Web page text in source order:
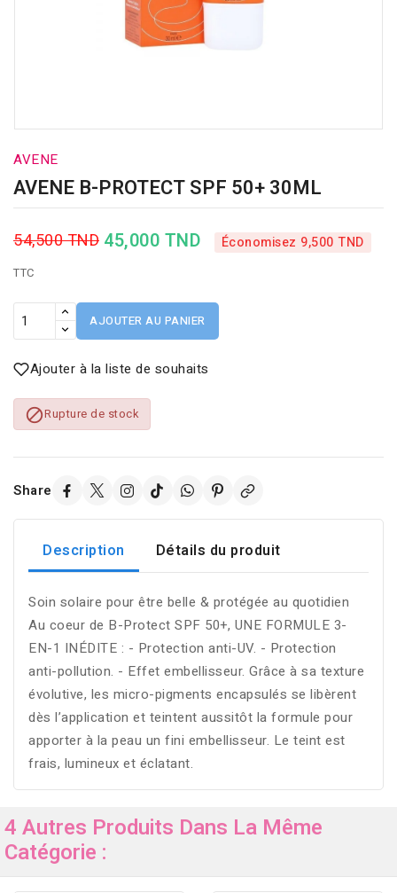
AVENE
AVENE B-PROTECT SPF 50+ 30ML
54,500 TND 45,000 TND Économisez 9,500 TND
TTC
AJOUTER AU PANIER
Ajouter à la liste de souhaits
Rupture de stock
Share
Description Détails du produit
Soin solaire pour être belle & protégée au quotidien
Au coeur de B-Protect SPF 50+, UNE FORMULE 3-
EN-1 INÉDITE : - Protection anti-UV. - Protection
anti-pollution. - Effet embellisseur. Grâce à sa texture
évolutive, les micro-pigments encapsulés se libèrent
dès l’application et teintent aussitôt la formule pour
apporter à la peau un fini embellisseur. Le teint est
frais, lumineux et éclatant.
4 Autres Produits Dans La Même
Catégorie :